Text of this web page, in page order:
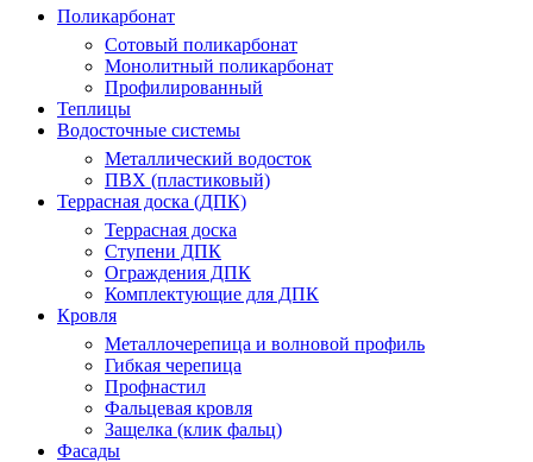
Поликарбонат
Сотовый поликарбонат
Монолитный поликарбонат
Профилированный
Теплицы
Водосточные системы
Металлический водосток
ПВХ (пластиковый)
Террасная доска (ДПК)
Террасная доска
Ступени ДПК
Ограждения ДПК
Комплектующие для ДПК
Кровля
Металлочерепица и волновой профиль
Гибкая черепица
Профнастил
Фальцевая кровля
Защелка (клик фальц)
Фасады